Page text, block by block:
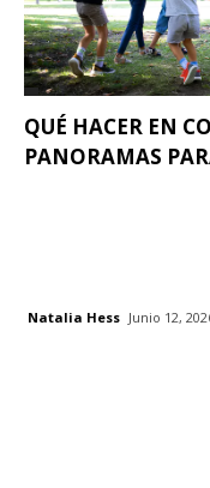
QUÉ HACER EN
PANORAMAS
Natalia Hess Junio 12,